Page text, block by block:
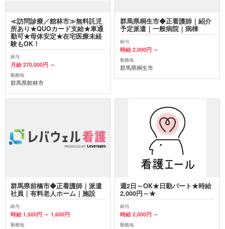
≪訪問診療／館林市≫無料託児
所あり★QUOカード支給★車通
勤可★母体安定★在宅医療未経
験もOK！
給与
月給 270,000円 ～
勤務地
群馬県館林市
群馬県桐生市◆正看護師｜紹介
予定派遣｜一般病院｜病棟
給与
時給 2,000円 ～
勤務地
群馬県桐生市
群馬県前橋市◆正看護師｜派遣
社員｜有料老人ホーム｜施設
給与
時給 1,500円 ～ 1,600円
勤務地
週2日～OK★日勤パート★時給
2,000円～★
給与
時給 2,000円 ～
勤務地